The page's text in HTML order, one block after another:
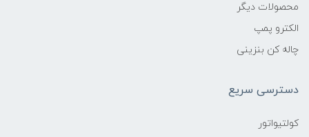
محصولات دیگر
الکترو پمپ
چاله کن بنزینی
دسترسی سریع
کولتیواتور